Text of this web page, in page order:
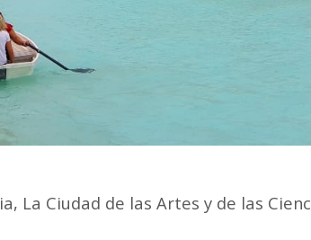
La Ciudad de las Artes y de las